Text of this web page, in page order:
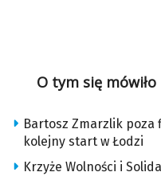
O tym się mówiło
Bartosz Zmarzlik poza
kolejny start w Łodzi
Krzyże Wolności i